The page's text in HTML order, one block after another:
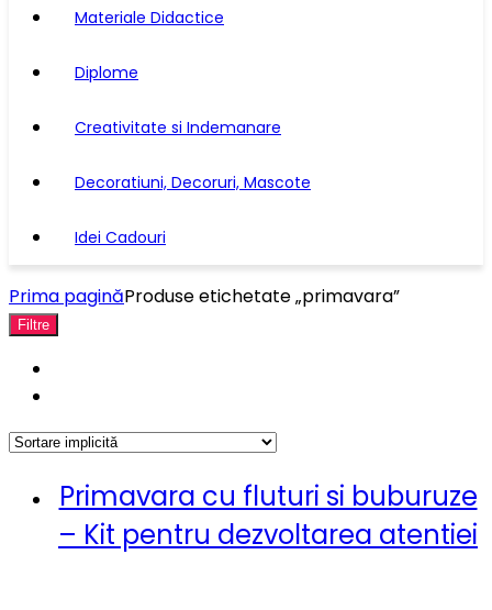
Materiale Didactice
Diplome
Creativitate si Indemanare
Decoratiuni, Decoruri, Mascote
Idei Cadouri
Prima paginăProduse etichetate „primavara”
Filtre
Primavara cu fluturi si buburuze
– Kit pentru dezvoltarea atentiei